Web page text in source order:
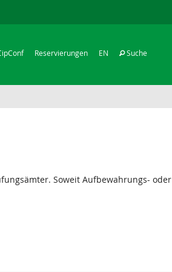
Reservierungen EN Suche
Soweit Aufbewahrungs- oder